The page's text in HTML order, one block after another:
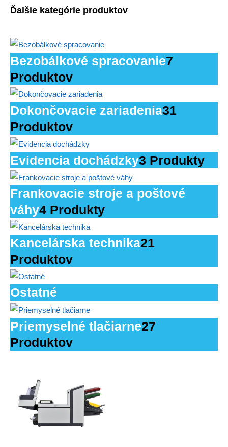
Ďalšie kategórie produktov
Bezobálkové spracovanie7
Produktov
Dokončovacie zariadenia31
Produktov
Evidencia dochádzky3 Produkty
Frankovacie stroje a poštové
váhy4 Produkty
Kancelárska technika21
Produktov
Ostatné
Priemyselné tlačiarne27
Produktov